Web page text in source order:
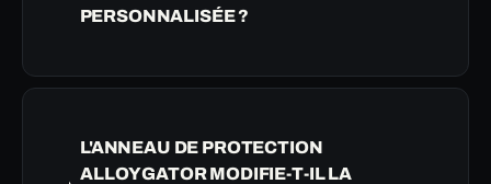
PERSONNALISÉE ?
L'ANNEAU DE PROTECTION
ALLOYGATOR MODIFIE-T-IL LA